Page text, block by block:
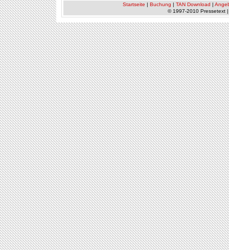
Startseite | Buchung | TAN Download |
© 1997-2010 Pressetext